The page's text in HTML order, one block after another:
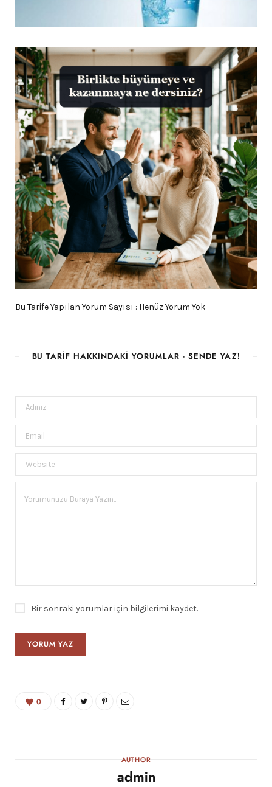
Bu Tarife Yapılan Yorum Sayısı : Henüz Yorum Yok
BU TARIF HAKKINDAKI YORUMLAR - SENDE YAZ!
Bir sonraki yorumlar için bilgilerimi kaydet.
0
AUTHOR
admin